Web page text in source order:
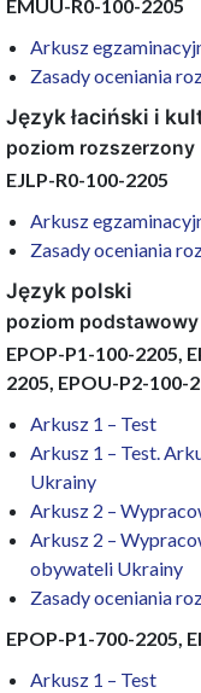
EMUU-R0-100-2205
Arkusz
Zasady oceniania
Język łaciński i
poziom rozszerzony
EJLP-R0-100-2205
Arkusz
Zasady oceniania
Język polski
poziom podstawowy
EPOP-P1-100-2205,
2205, EPOU-P2-100-
Arkusz 1 – Test
Arkusz 1 – Test.
Ukrainy
Arkusz 2 –
Arkusz 2 –
obywateli Ukrainy
Zasady oceniania
EPOP-P1-700-2205,
Arkusz 1 – Test